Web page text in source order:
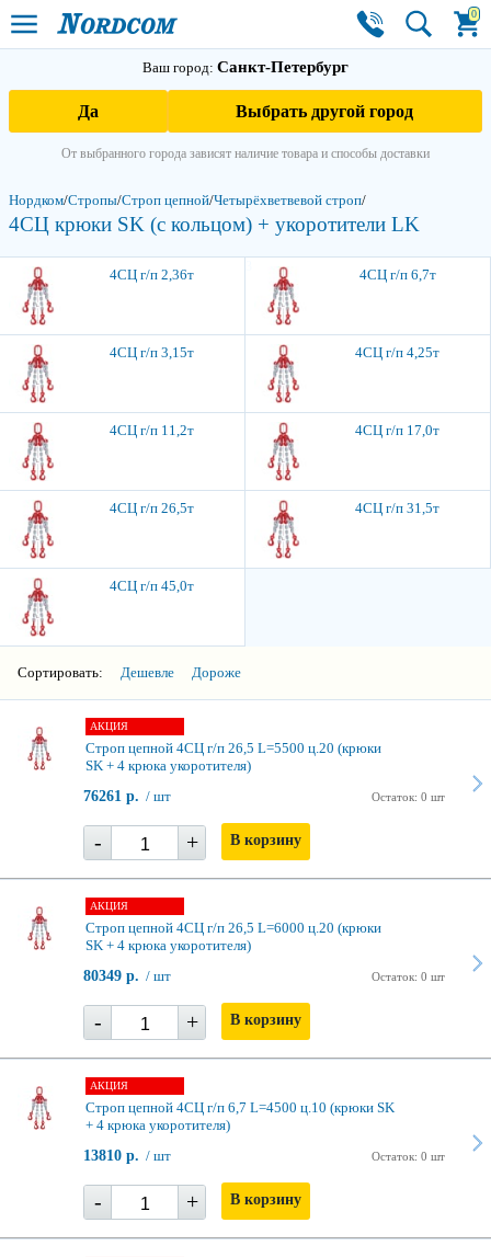
0
Ваш город: Санкт-Петербург
Да Выбрать другой город
От выбранного города зависят наличие товара и способы доставки
Нордком/Стропы/Строп цепной/Четырёхветвевой строп/
4СЦ крюки SK (с кольцом) + укоротители LK
4СЦ г/п 2,36т 4СЦ г/п 6,7т
4СЦ г/п 3,15т 4СЦ г/п 4,25т
4СЦ г/п 11,2т 4СЦ г/п 17,0т
4СЦ г/п 26,5т 4СЦ г/п 31,5т
4СЦ г/п 45,0т
Сортировать: Дешевле Дороже
АКЦИЯ
Строп цепной 4СЦ г/п 26,5 L=5500 ц.20 (крюки
SK + 4 крюка укоротителя)
Остаток: 0 шт
76261 р. / шт
- + В корзину
АКЦИЯ
Строп цепной 4СЦ г/п 26,5 L=6000 ц.20 (крюки
SK + 4 крюка укоротителя)
Остаток: 0 шт
80349 р. / шт
- + В корзину
АКЦИЯ
Строп цепной 4СЦ г/п 6,7 L=4500 ц.10 (крюки SK
+ 4 крюка укоротителя)
Остаток: 0 шт
13810 р. / шт
- + В корзину